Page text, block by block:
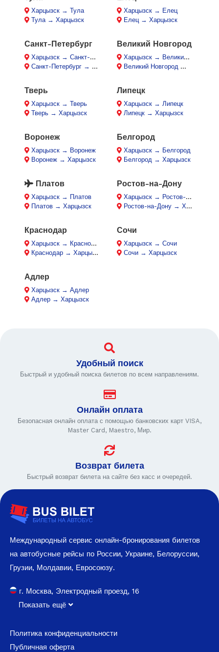
Харцызск → Тула
Тула → Харцызск
Харцызск → Елец
Елец → Харцызск
Санкт-Петербург
Харцызск → Санкт-Петербург
Санкт-Петербург → Харцызск
Великий Новгород
Харцызск → Великий Новгород
Великий Новгород → Харцызск
Тверь
Харцызск → Тверь
Тверь → Харцызск
Липецк
Харцызск → Липецк
Липецк → Харцызск
Воронеж
Харцызск → Воронеж
Воронеж → Харцызск
Белгород
Харцызск → Белгород
Белгород → Харцызск
Платов
Харцызск → Платов
Платов → Харцызск
Ростов-на-Дону
Харцызск → Ростов-на-Дону
Ростов-на-Дону → Харцызск
Краснодар
Харцызск → Краснодар
Краснодар → Харцызск
Сочи
Харцызск → Сочи
Сочи → Харцызск
Адлер
Харцызск → Адлер
Адлер → Харцызск
Удобный поиск
Быстрый и удобный поиска билетов по всем направлениям.
Онлайн оплата
Безопасная онлайн оплата с помощью банковских карт VISA,
Master Card, Maestro, Мир.
Возврат билета
Быстрый возврат билета на сайте без касс и очередей.
Международный сервис онлайн-бронирования билетов
на автобусные рейсы по России, Украине, Белоруссии,
Грузии, Молдавии, Евросоюзу.
г. Москва, Электродный проезд, 16
Показать ещё
Политика конфиденциальности
Публичная оферта